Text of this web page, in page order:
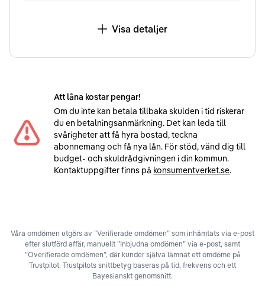
Visa detaljer
Att låna kostar pengar!
Om du inte kan betala tillbaka skulden i tid riskerar
du en betalningsanmärkning. Det kan leda till
svårigheter att få hyra bostad, teckna
abonnemang och få nya lån. För stöd, vänd dig till
budget- och skuldrådgivningen i din kommun.
Kontaktuppgifter finns på konsumentverket.se.
Våra omdömen utgörs av ”Verifierade omdömen” som inhämtats via e-post
efter slutförd affär, manuellt ”Inbjudna omdömen” via e-post, samt
”Overifierade omdömen”, där kunder själva lämnat ett omdöme på
Trustpilot. Trustpilots snittbetyg baseras på tid, frekvens och ett
Bayesianskt genomsnitt.